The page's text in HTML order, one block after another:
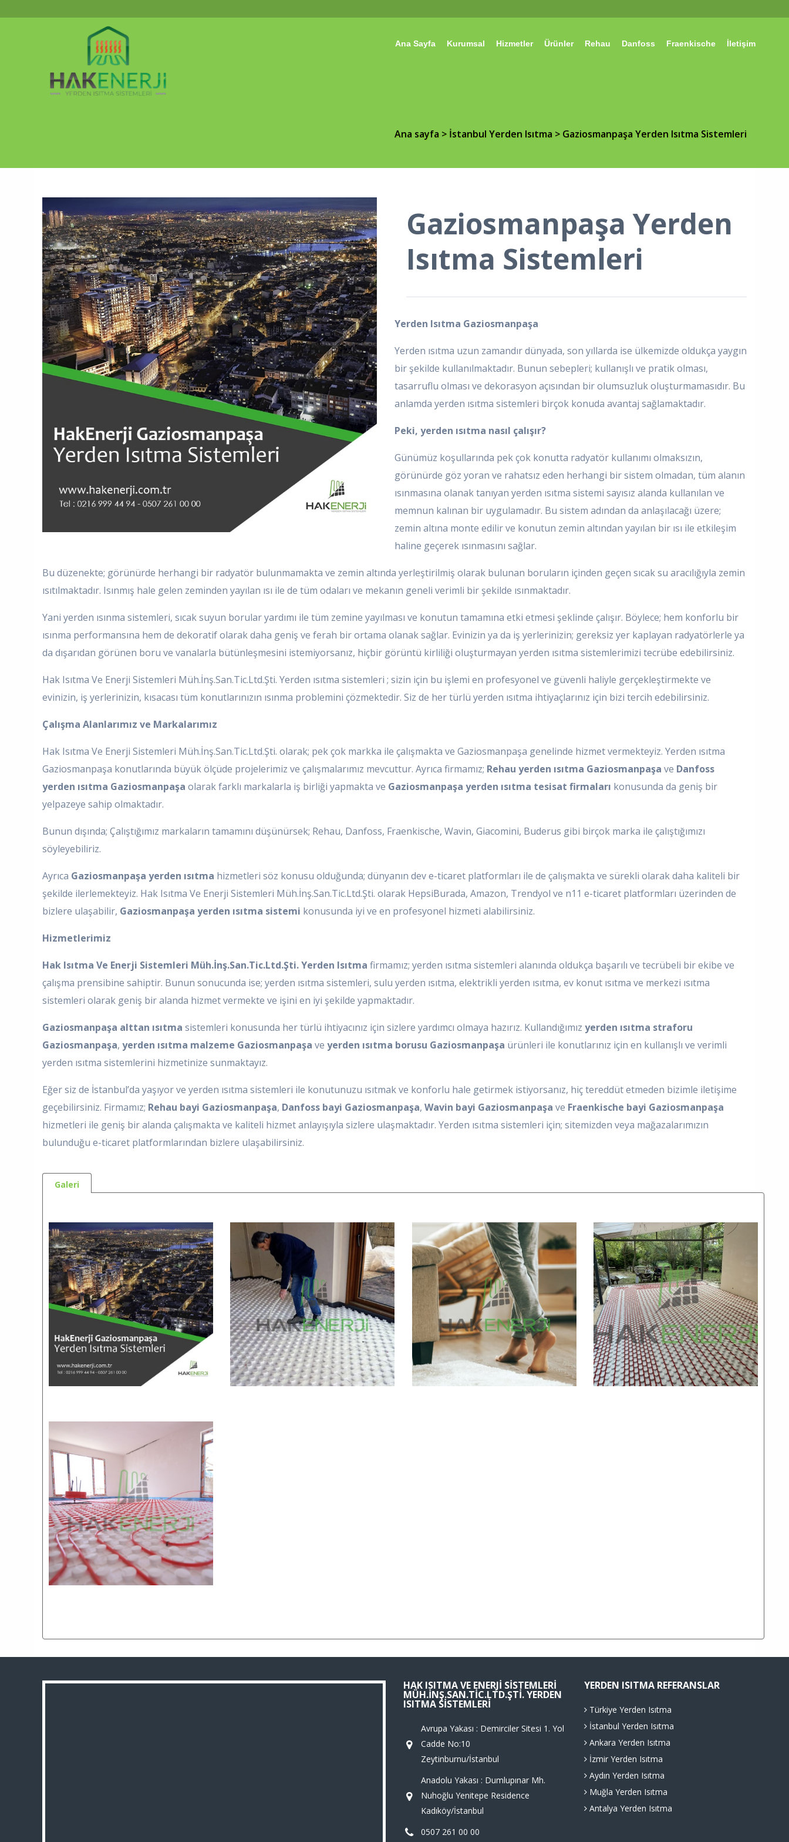
Ana Sayfa Kurumsal Hizmetler Ürünler Rehau Danfoss Fraenkische İletişim
Ana sayfa > İstanbul Yerden Isıtma > Gaziosmanpaşa Yerden Isıtma Sistemleri
Gaziosmanpaşa Yerden
Isıtma Sistemleri
Yerden Isıtma Gaziosmanpaşa
Yerden ısıtma uzun zamandır dünyada, son yıllarda ise ülkemizde oldukça yaygın
bir şekilde kullanılmaktadır. Bunun sebepleri; kullanışlı ve pratik olması,
tasarruflu olması ve dekorasyon açısından bir olumsuzluk oluşturmamasıdır. Bu
anlamda yerden ısıtma sistemleri birçok konuda avantaj sağlamaktadır.
Peki, yerden ısıtma nasıl çalışır?
Günümüz koşullarında pek çok konutta radyatör kullanımı olmaksızın,
görünürde göz yoran ve rahatsız eden herhangi bir sistem olmadan, tüm alanın
ısınmasına olanak tanıyan yerden ısıtma sistemi sayısız alanda kullanılan ve
memnun kalınan bir uygulamadır. Bu sistem adından da anlaşılacağı üzere;
zemin altına monte edilir ve konutun zemin altından yayılan bir ısı ile etkileşim
haline geçerek ısınmasını sağlar.
Bu düzenekte; görünürde herhangi bir radyatör bulunmamakta ve zemin altında yerleştirilmiş olarak bulunan boruların içinden geçen sıcak su aracılığıyla zemin
ısıtılmaktadır. Isınmış hale gelen zeminden yayılan ısı ile de tüm odaları ve mekanın geneli verimli bir şekilde ısınmaktadır.
Yani yerden ısınma sistemleri, sıcak suyun borular yardımı ile tüm zemine yayılması ve konutun tamamına etki etmesi şeklinde çalışır. Böylece; hem konforlu bir
ısınma performansına hem de dekoratif olarak daha geniş ve ferah bir ortama olanak sağlar. Evinizin ya da iş yerlerinizin; gereksiz yer kaplayan radyatörlerle ya
da dışarıdan görünen boru ve vanalarla bütünleşmesini istemiyorsanız, hiçbir görüntü kirliliği oluşturmayan yerden ısıtma sistemlerimizi tecrübe edebilirsiniz.
Hak Isıtma Ve Enerji Sistemleri Müh.İnş.San.Tic.Ltd.Şti. Yerden ısıtma sistemleri ; sizin için bu işlemi en profesyonel ve güvenli haliyle gerçekleştirmekte ve
evinizin, iş yerlerinizin, kısacası tüm konutlarınızın ısınma problemini çözmektedir. Siz de her türlü yerden ısıtma ihtiyaçlarınız için bizi tercih edebilirsiniz.
Çalışma Alanlarımız ve Markalarımız
Hak Isıtma Ve Enerji Sistemleri Müh.İnş.San.Tic.Ltd.Şti. olarak; pek çok markka ile çalışmakta ve Gaziosmanpaşa genelinde hizmet vermekteyiz. Yerden ısıtma
Gaziosmanpaşa konutlarında büyük ölçüde projelerimiz ve çalışmalarımız mevcuttur. Ayrıca firmamız; Rehau yerden ısıtma Gaziosmanpaşa ve Danfoss
yerden ısıtma Gaziosmanpaşa olarak farklı markalarla iş birliği yapmakta ve Gaziosmanpaşa yerden ısıtma tesisat firmaları konusunda da geniş bir
yelpazeye sahip olmaktadır.
Bunun dışında; Çalıştığımız markaların tamamını düşünürsek; Rehau, Danfoss, Fraenkische, Wavin, Giacomini, Buderus gibi birçok marka ile çalıştığımızı
söyleyebiliriz.
Ayrıca Gaziosmanpaşa yerden ısıtma hizmetleri söz konusu olduğunda; dünyanın dev e-ticaret platformları ile de çalışmakta ve sürekli olarak daha kaliteli bir
şekilde ilerlemekteyiz. Hak Isıtma Ve Enerji Sistemleri Müh.İnş.San.Tic.Ltd.Şti. olarak HepsiBurada, Amazon, Trendyol ve n11 e-ticaret platformları üzerinden de
bizlere ulaşabilir, Gaziosmanpaşa yerden ısıtma sistemi konusunda iyi ve en profesyonel hizmeti alabilirsiniz.
Hizmetlerimiz
Hak Isıtma Ve Enerji Sistemleri Müh.İnş.San.Tic.Ltd.Şti. Yerden Isıtma firmamız; yerden ısıtma sistemleri alanında oldukça başarılı ve tecrübeli bir ekibe ve
çalışma prensibine sahiptir. Bunun sonucunda ise; yerden ısıtma sistemleri, sulu yerden ısıtma, elektrikli yerden ısıtma, ev konut ısıtma ve merkezi ısıtma
sistemleri olarak geniş bir alanda hizmet vermekte ve işini en iyi şekilde yapmaktadır.
Gaziosmanpaşa alttan ısıtma sistemleri konusunda her türlü ihtiyacınız için sizlere yardımcı olmaya hazırız. Kullandığımız yerden ısıtma straforu
Gaziosmanpaşa, yerden ısıtma malzeme Gaziosmanpaşa ve yerden ısıtma borusu Gaziosmanpaşa ürünleri ile konutlarınız için en kullanışlı ve verimli
yerden ısıtma sistemlerini hizmetinize sunmaktayız.
Eğer siz de İstanbul’da yaşıyor ve yerden ısıtma sistemleri ile konutunuzu ısıtmak ve konforlu hale getirmek istiyorsanız, hiç tereddüt etmeden bizimle iletişime
geçebilirsiniz. Firmamız; Rehau bayi Gaziosmanpaşa, Danfoss bayi Gaziosmanpaşa, Wavin bayi Gaziosmanpaşa ve Fraenkische bayi Gaziosmanpaşa
hizmetleri ile geniş bir alanda çalışmakta ve kaliteli hizmet anlayışıyla sizlere ulaşmaktadır. Yerden ısıtma sistemleri için; sitemizden veya mağazalarımızın
bulunduğu e-ticaret platformlarından bizlere ulaşabilirsiniz.
Galeri
HAK ISITMA VE ENERJI SISTEMLERI
MÜH.İNŞ.SAN.TIC.LTD.ŞTI. YERDEN
ISITMA SISTEMLERI
Avrupa Yakası : Demirciler Sitesi 1. Yol
Cadde No:10
Zeytinburnu/İstanbul
Anadolu Yakası : Dumlupınar Mh.
Nuhoğlu Yenitepe Residence
Kadıköy/İstanbul
0507 261 00 00
YERDEN ISITMA REFERANSLAR
Türkiye Yerden Isıtma
İstanbul Yerden Isıtma
Ankara Yerden Isıtma
İzmir Yerden Isıtma
Aydın Yerden Isıtma
Muğla Yerden Isıtma
Antalya Yerden Isıtma